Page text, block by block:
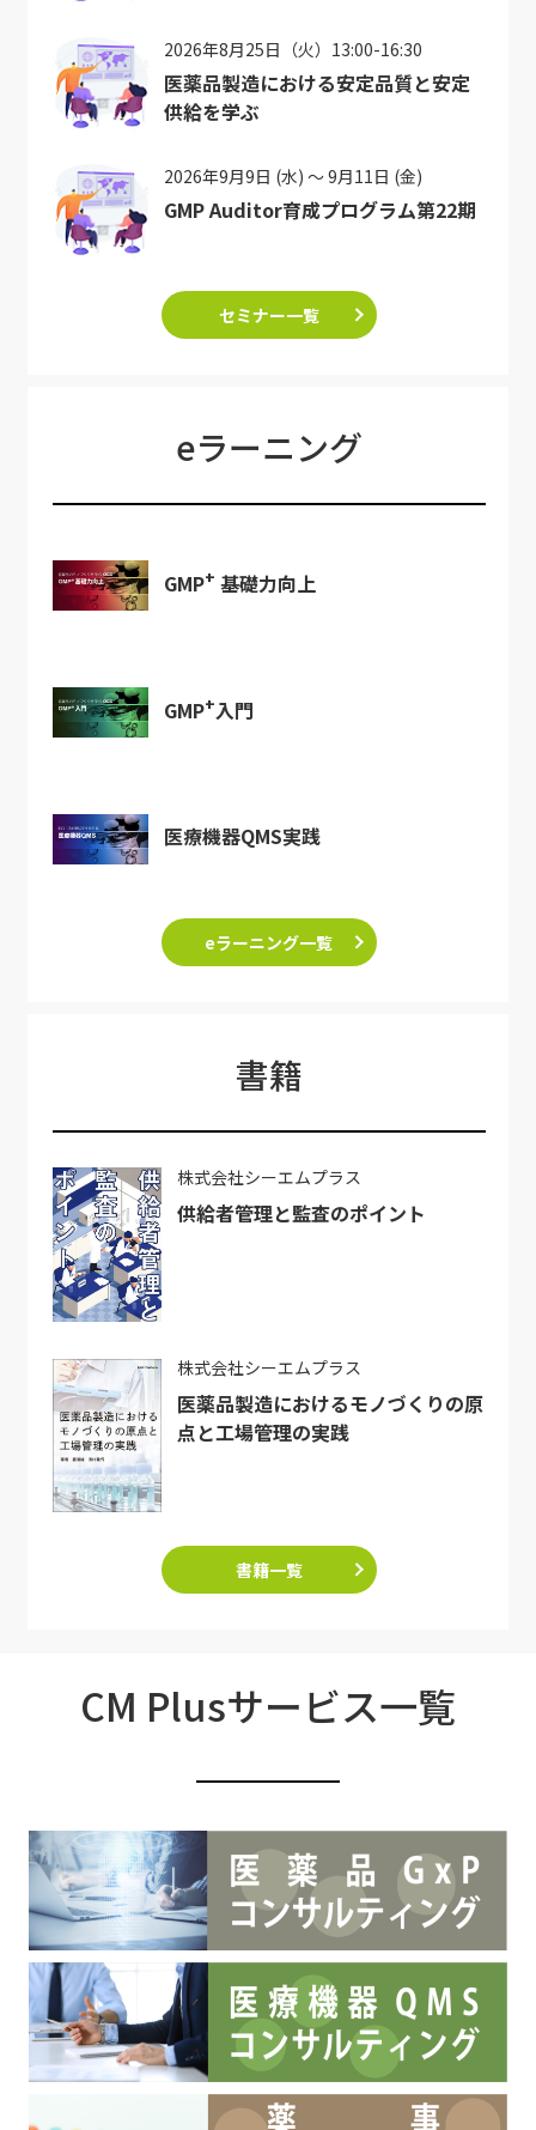
2026年8月25日（火）13:00-16:30
医薬品製造における安定品質と安定
供給を学ぶ
2026年9月9日 (水) ～ 9月11日 (金)
GMP Auditor育成プログラム第22期
セミナー一覧
eラーニング
GMP+ 基礎力向上
GMP+入門
医療機器QMS実践
eラーニング一覧
書籍
株式会社シーエムプラス
供給者管理と監査のポイント
株式会社シーエムプラス
医薬品製造におけるモノづくりの原
点と工場管理の実践
書籍一覧
CM Plusサービス一覧